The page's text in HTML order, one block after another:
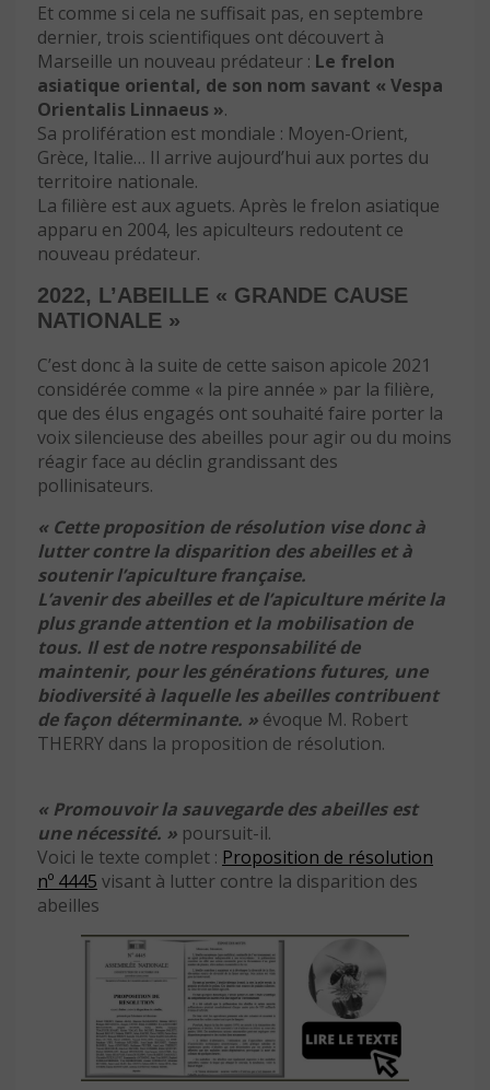
Et comme si cela ne suffisait pas, en septembre
dernier, trois scientifiques ont découvert à
Marseille un nouveau prédateur : Le frelon
asiatique oriental, de son nom savant « Vespa
Orientalis Linnaeus ».
Sa prolifération est mondiale : Moyen-Orient,
Grèce, Italie… Il arrive aujourd’hui aux portes du
territoire nationale.
La filière est aux aguets. Après le frelon asiatique
apparu en 2004, les apiculteurs redoutent ce
nouveau prédateur.
2022, L’ABEILLE « GRANDE CAUSE
NATIONALE »
C’est donc à la suite de cette saison apicole 2021
considérée comme « la pire année » par la filière,
que des élus engagés ont souhaité faire porter la
voix silencieuse des abeilles pour agir ou du moins
réagir face au déclin grandissant des
pollinisateurs.
« Cette proposition de résolution vise donc à
lutter contre la disparition des abeilles et à
soutenir l’apiculture française.
L’avenir des abeilles et de l’apiculture mérite la
plus grande attention et la mobilisation de
tous. Il est de notre responsabilité de
maintenir, pour les générations futures, une
biodiversité à laquelle les abeilles contribuent
de façon déterminante. » évoque M. Robert
THERRY dans la proposition de résolution.
« Promouvoir la sauvegarde des abeilles est
une nécessité. » poursuit-il.
Voici le texte complet : Proposition de résolution
nº 4445 visant à lutter contre la disparition des
abeilles